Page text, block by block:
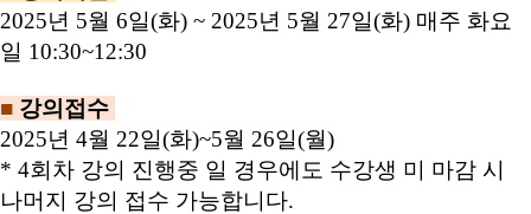
2025년 5월 6일(화) ~ 2025년 5월 27일(화) 매주 화요
일 10:30~12:30
■ 강의접수
2025년 4월 22일(화)~5월 26일(월)
* 4회차 강의 진행중 일 경우에도 수강생 미 마감 시
나머지 강의 접수 가능합니다.